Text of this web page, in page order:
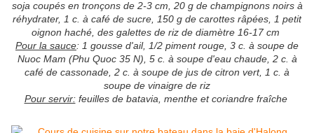
soja coupés en tronçons de 2-3 cm, 20 g de champignons noirs à
réhydrater, 1 c. à café de sucre, 150 g de carottes râpées, 1 petit
oignon haché, des galettes de riz de diamètre 16-17 cm
Pour la sauce: 1 gousse d'ail, 1/2 piment rouge, 3 c. à soupe de
Nuoc Mam (Phu Quoc 35 N), 5 c. à soupe d'eau chaude, 2 c. à
café de cassonade, 2 c. à soupe de jus de citron vert, 1 c. à
soupe de vinaigre de riz
Pour servir:feuilles de batavia, menthe et coriandre fraîche